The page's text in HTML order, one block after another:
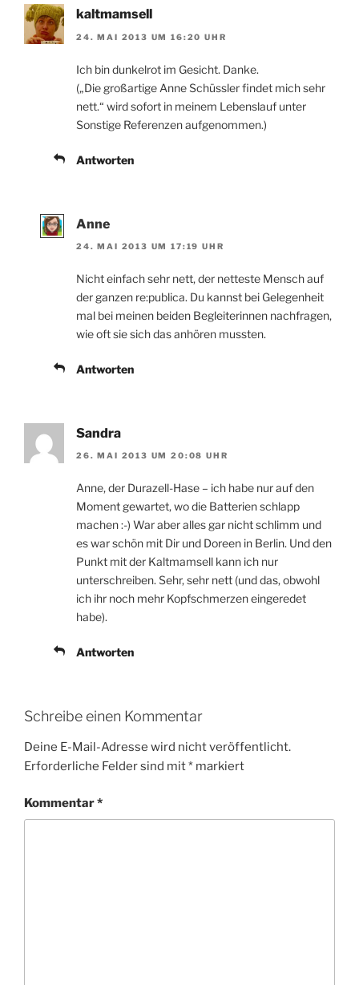
kaltmamsell
24. MAI 2013 UM 16:20 UHR
Ich bin dunkelrot im Gesicht. Danke.
(„Die großartige Anne Schüssler findet mich sehr
nett.“ wird sofort in meinem Lebenslauf unter
Sonstige Referenzen aufgenommen.)
Antworten
Anne
24. MAI 2013 UM 17:19 UHR
Nicht einfach sehr nett, der netteste Mensch auf
der ganzen re:publica. Du kannst bei Gelegenheit
mal bei meinen beiden Begleiterinnen nachfragen,
wie oft sie sich das anhören mussten.
Antworten
Sandra
26. MAI 2013 UM 20:08 UHR
Anne, der Durazell-Hase – ich habe nur auf den
Moment gewartet, wo die Batterien schlapp
machen :-) War aber alles gar nicht schlimm und
es war schön mit Dir und Doreen in Berlin. Und den
Punkt mit der Kaltmamsell kann ich nur
unterschreiben. Sehr, sehr nett (und das, obwohl
ich ihr noch mehr Kopfschmerzen eingeredet
habe).
Antworten
Schreibe einen Kommentar
Deine E-Mail-Adresse wird nicht veröffentlicht.
Erforderliche Felder sind mit* markiert
Kommentar*